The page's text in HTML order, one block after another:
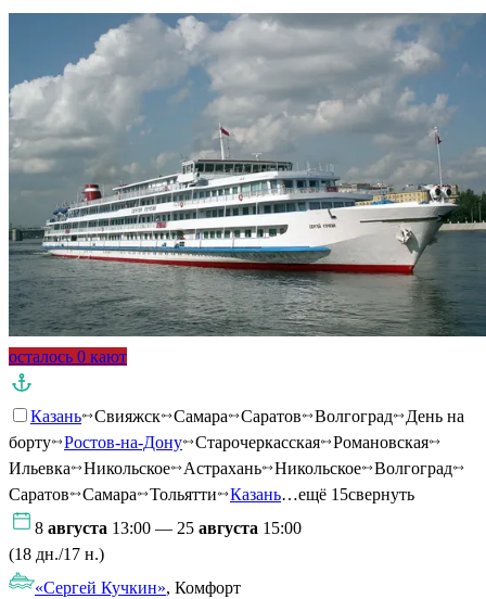
осталось 0 кают
Казань Свияжск Самара Саратов Волгоград
День на
борту
Ростов-на-Дону Старочеркасская
Романовская
Ильевка
Никольское Астрахань Никольское
Волгоград
Саратов
Самара Тольятти Казань…ещё 15свернуть
8 августа 13:00 — 25 августа 15:00
(18 дн./17 н.)
«Сергей Кучкин», Комфорт